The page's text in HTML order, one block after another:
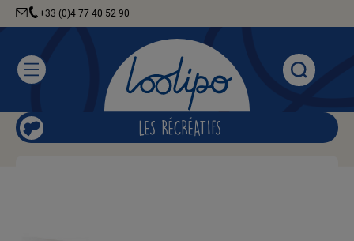
+33 (0)4 77 40 52 90
LES RÉCRÉATIFS